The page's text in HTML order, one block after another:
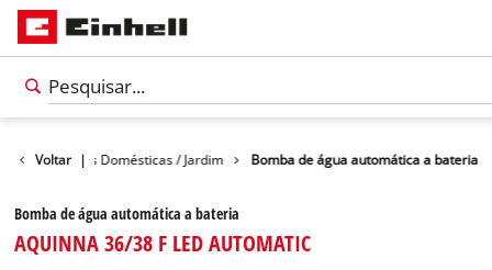
Voltar |
Bombas Domésticas / Jardim Bomba de água automática a bateria
Bomba de água automática a bateria
AQUINNA 36/38 F LED AUTOMATIC